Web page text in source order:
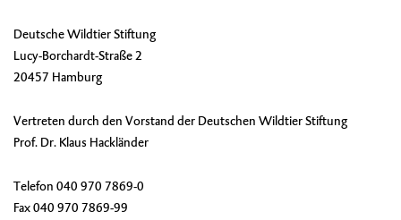
Deutsche Wildtier Stiftung
Lucy-Borchardt-Straße 2
20457 Hamburg
Vertreten durch den Vorstand der Deutschen Wildtier Stiftung
Prof. Dr. Klaus Hackländer
Telefon 040 970 7869-0
Fax040 970 7869-99